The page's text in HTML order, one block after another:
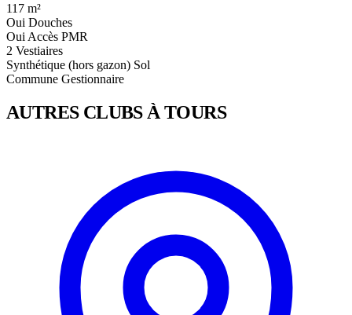
117 m²
Oui Douches
Oui Accès PMR
2 Vestiaires
Synthétique (hors gazon) Sol
Commune Gestionnaire
AUTRES CLUBS À TOURS